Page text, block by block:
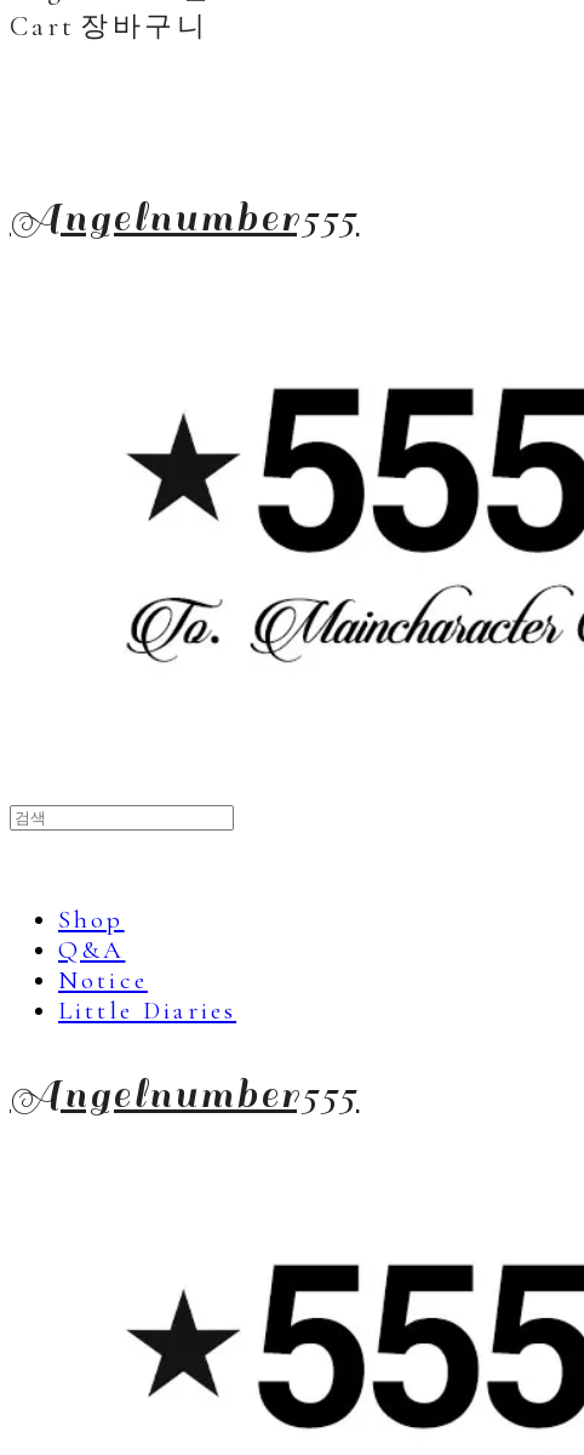
Cart 장바구니
Angelnumber555
Shop
Q&A
Notice
Little Diaries
Angelnumber555